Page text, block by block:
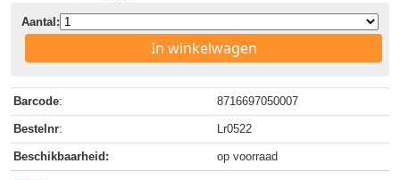
Aantal:
In winkelwagen
Barcode: 8716697050007
Bestelnr: Lr0522
Beschikbaarheid: op voorraad